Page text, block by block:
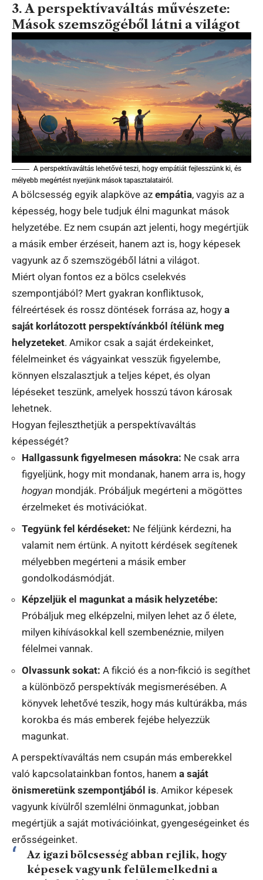
3. A perspektívaváltás művészete:
Mások szemszögéből látni a világot
A perspektívaváltás lehetővé teszi, hogy empátiát fejlesszünk ki, és
mélyebb megértést nyerjünk mások tapasztalatairól.
A bölcsesség egyik alapköve az empátia, vagyis az a
képesség, hogy bele tudjuk élni magunkat mások
helyzetébe. Ez nem csupán azt jelenti, hogy megértjük
a másik ember érzéseit, hanem azt is, hogy képesek
vagyunk az ő szemszögéből látni a világot.
Miért olyan fontos ez a bölcs cselekvés
szempontjából? Mert gyakran konfliktusok,
félreértések és rossz döntések forrása az, hogy a
saját korlátozott perspektívánkból ítélünk meg
helyzeteket. Amikor csak a saját érdekeinket,
félelmeinket és vágyainkat vesszük figyelembe,
könnyen elszalasztjuk a teljes képet, és olyan
lépéseket teszünk, amelyek hosszú távon károsak
lehetnek.
Hogyan fejleszthetjük a perspektívaváltás
képességét?
Hallgassunk figyelmesen másokra: Ne csak arra
figyeljünk, hogy mit mondanak, hanem arra is, hogy
hogyan mondják. Próbáljuk megérteni a mögöttes
érzelmeket és motivációkat.
Tegyünk fel kérdéseket: Ne féljünk kérdezni, ha
valamit nem értünk. A nyitott kérdések segítenek
mélyebben megérteni a másik ember
gondolkodásmódját.
Képzeljük el magunkat a másik helyzetébe:
Próbáljuk meg elképzelni, milyen lehet az ő élete,
milyen kihívásokkal kell szembenéznie, milyen
félelmei vannak.
Olvassunk sokat: A fikció és a non-fikció is segíthet
a különböző perspektívák megismerésében. A
könyvek lehetővé teszik, hogy más kultúrákba, más
korokba és más emberek fejébe helyezzük
magunkat.
A perspektívaváltás nem csupán más emberekkel
való kapcsolatainkban fontos, hanem a saját
önismeretünk szempontjából is. Amikor képesek
vagyunk kívülről szemlélni önmagunkat, jobban
megértjük a saját motivációinkat, gyengeségeinket és
erősségeinket.
Az igazi bölcsesség abban rejlik, hogy
képesek vagyunk felülemelkedni a